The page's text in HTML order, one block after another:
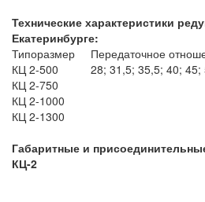
Технические характеристики
Екатеринбурге:
Типоразмер
Передаточное
КЦ 2-500
28; 31,5; 35,5; 40;
КЦ 2-750
КЦ 2-1000
КЦ 2-1300
Габаритные и
КЦ-2